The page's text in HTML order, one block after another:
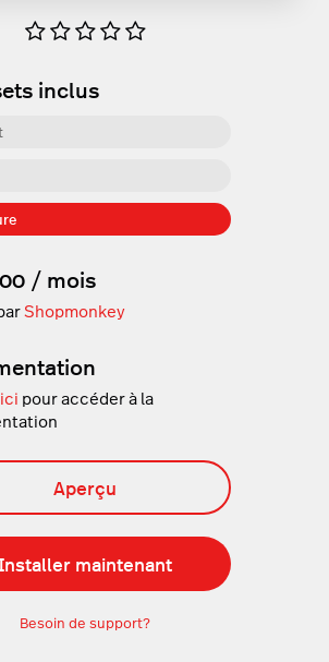
inclus
/ mois
Shopmonkey
pour accéder à la
Aperçu
maintenant
Besoin de support?